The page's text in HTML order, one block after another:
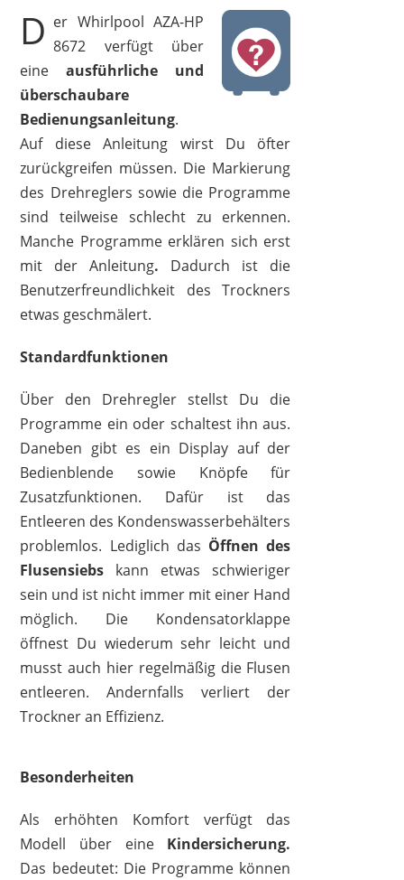
D er Whirlpool AZA-HP
8672 verfügt über
eineausführliche und
überschaubare
Bedienungsanleitung.
Auf diese Anleitung wirst Du öfter
zurückgreifen müssen. Die Markierung
des Drehreglers sowie die Programme
sind teilweise schlecht zu erkennen.
Manche Programme erklären sich erst
mit der Anleitung. Dadurch ist die
Benutzerfreundlichkeit des Trockners
etwas geschmälert.
Standardfunktionen
Über den Drehregler stellst Du die
Programme ein oder schaltest ihn aus.
Daneben gibt es ein Display auf der
Bedienblende sowie Knöpfe für
Zusatzfunktionen. Dafür ist das
Entleeren des Kondenswasserbehälters
problemlos. Lediglich das Öffnen des
Flusensiebs kann etwas schwieriger
sein und ist nicht immer mit einer Hand
möglich. Die Kondensatorklappe
öffnest Du wiederum sehr leicht und
musst auch hier regelmäßig die Flusen
entleeren. Andernfalls verliert der
Trockner an Effizienz.
Besonderheiten
Als erhöhten Komfort verfügt das
Modell über eine Kindersicherung.
Das bedeutet: Die Programme können